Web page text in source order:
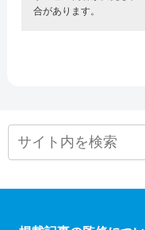
合があります。